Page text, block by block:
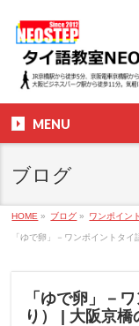
MENU
ブログ
HOME » ブログ » ワンポイン
「ゆで卵」－ワンポイントタ
「ゆで卵」－
り） | 大阪京